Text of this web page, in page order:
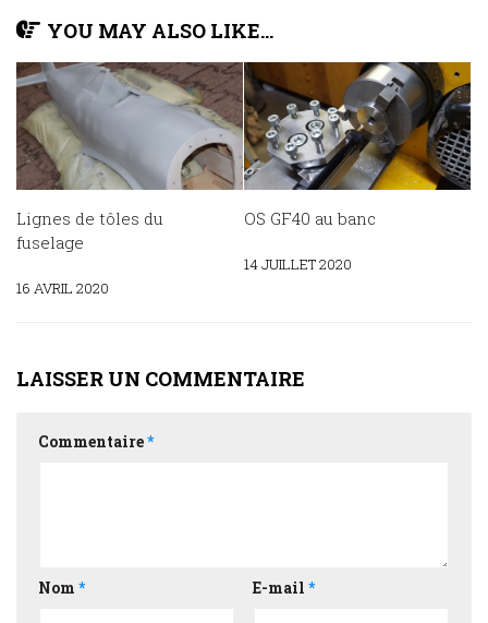
YOU MAY ALSO LIKE...
Lignes de tôles du
fuselage
16 AVRIL 2020
OS GF40 au banc
14 JUILLET 2020
LAISSER UN COMMENTAIRE
Commentaire*
Nom * E-mail *